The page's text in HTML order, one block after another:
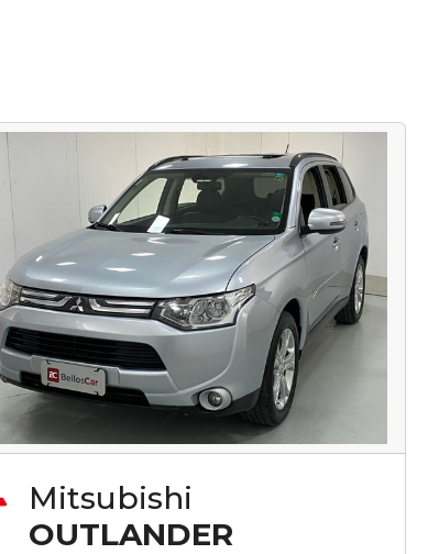
Mitsubishi
OUTLANDER